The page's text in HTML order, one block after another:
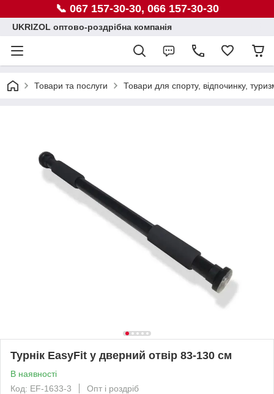
📞 067 157-30-30, 066 157-30-30
UKRIZOL оптово-роздрібна компанія
Товари та послуги Товари для спорту, відпочинку,
Турнік EasyFit у дверний отвір 83-130 см
В наявності
Код: EF-1633-3
Опт і роздріб